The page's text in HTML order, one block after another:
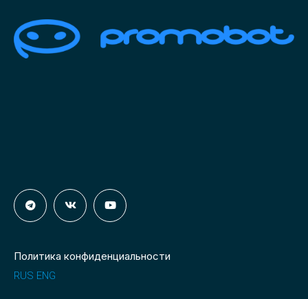
Политика конфиденциальности
RUS ENG